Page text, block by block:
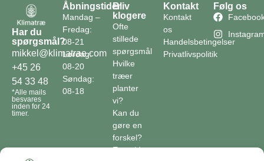
Har du
spørgsmål?
mikkel@klimatrae.com
+45 26
54 33 48
*Alle mails
besvares
inden for 24
timer.
Åbningstider
Mandag –
Fredag:
08-21
Lørdag:
08-20
Søndag:
08-18
Bliv
klogere
Ofte
stillede
spørgsmål
Hvilke
træer
planter
vi?
Kan du
gøre en
forskel?
En guide
Kontakt
Kontakt
os
Handelsbetingelser
Privatlivspolitik
Følg os